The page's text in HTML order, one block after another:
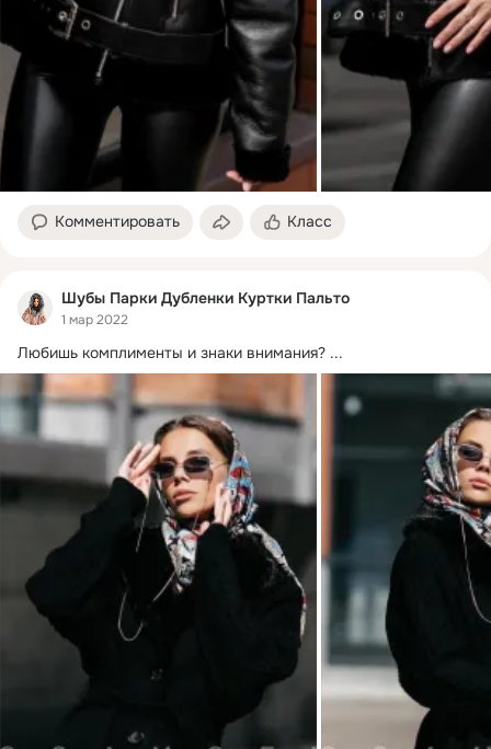
Комментировать Класс
Шубы Парки Дубленки Куртки Пальто
1 мар 2022
Любишь комплименты и знаки внимания? ...